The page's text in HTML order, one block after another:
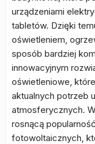
urządzeniami
tabletów. Dzięki
oświetleniem,
sposób bardziej
innowacyjnym
oświetleniowe,
aktualnych potrzeb
atmosferycznych.
rosnącą
fotowoltaicznych,